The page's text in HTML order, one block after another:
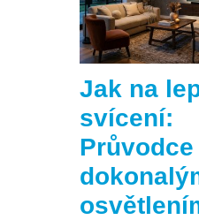
Jak na
svícení:
Průvodce